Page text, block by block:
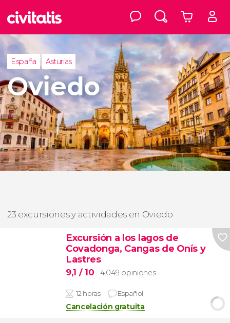
España Asturias
Oviedo
23 excursiones y actividades en Oviedo
Excursión a los lagos de
Covadonga, Cangas de Onís y
Lastres
9,1 / 10 4.049 opiniones
12 horas Español
Cancelación gratuita